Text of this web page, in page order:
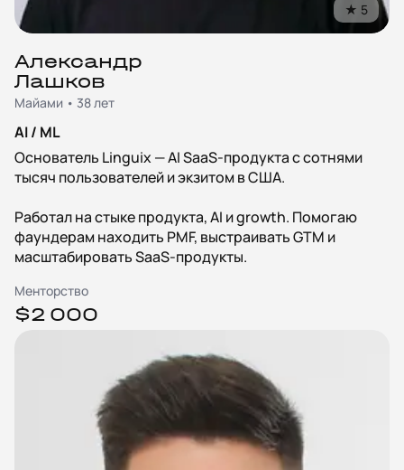
★ 5
Александр
Лашков
Майами • 38 лет
AI / ML
Основатель Linguix — AI SaaS-продукта с сотнями
тысяч пользователей и экзитом в США.
Работал на стыке продукта, AI и growth. Помогаю
фаундерам находить PMF, выстраивать GTM и
масштабировать SaaS-продукты.
Менторство
$2 000